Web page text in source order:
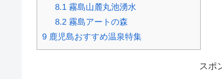
8.1霧島山麓丸池湧水
8.2霧島アートの森
9 鹿児島おすすめ温泉特集
スポ